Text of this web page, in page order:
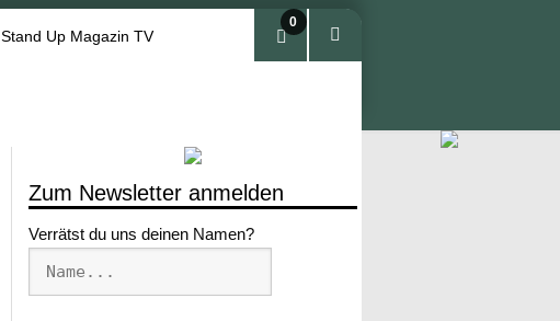
Stand Up Magazin TV
0
Zum Newsletter anmelden
Verrätst du uns deinen Namen?